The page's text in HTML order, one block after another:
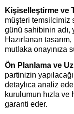
Kişiselleştirme ve
müşteri temsilcimiz
günü sahibinin adı,
Hazırlanan tasarım,
mutlaka onayınıza
Ön Planlama ve
partinizin
detaylıca analiz
kurulumun hızla ve
garanti eder.